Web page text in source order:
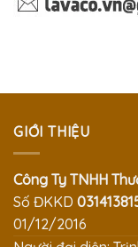
GIỚI THIỆU
Công Ty TNHH
Số ĐKKD
01/12/2016